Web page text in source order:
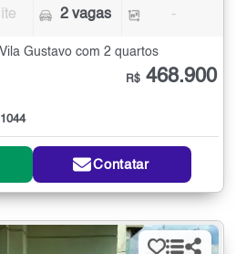
2 vagas -
Gustavo com 2 quartos
R$ 468.900
Contatar